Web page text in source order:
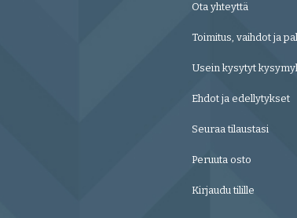
Ota yhteyttä
Toimitus, vaihdot ja
Usein kysytyt
Ehdot ja edellytykset
Seuraa tilaustasi
Peruuta osto
Kirjaudu tilille